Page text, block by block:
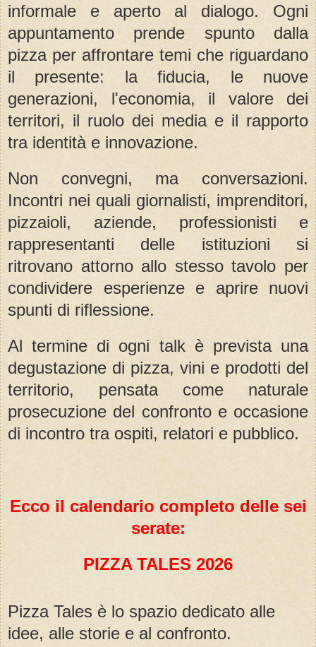
informale e aperto al dialogo. Ogni
appuntamento prende spunto dalla
pizza per affrontare temi che riguardano
il presente: la fiducia, le nuove
generazioni, l'economia, il valore dei
territori, il ruolo dei media e il rapporto
tra identità e innovazione.
Non convegni, ma conversazioni.
Incontri nei quali giornalisti, imprenditori,
pizzaioli, aziende, professionisti e
rappresentanti delle istituzioni si
ritrovano attorno allo stesso tavolo per
condividere esperienze e aprire nuovi
spunti di riflessione.
Al termine di ogni talk è prevista una
degustazione di pizza, vini e prodotti del
territorio, pensata come naturale
prosecuzione del confronto e occasione
di incontro tra ospiti, relatori e pubblico.
Ecco il calendario completo delle sei
serate:
PIZZA TALES 2026
Pizza Tales è lo spazio dedicato alle
idee, alle storie e al confronto.